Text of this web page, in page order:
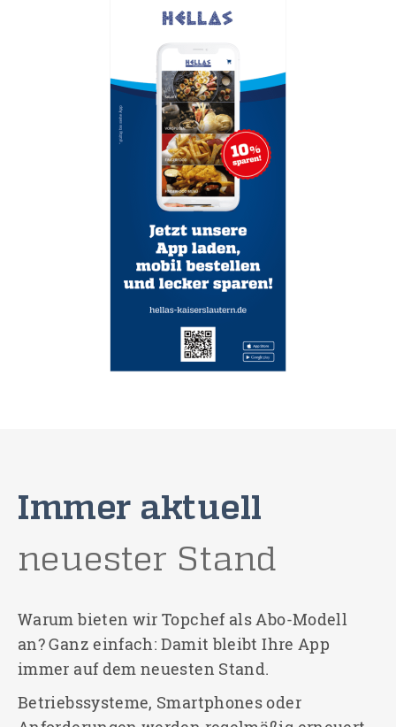
Immer aktuell
neuester Stand
Warum bieten wir Topchef als Abo-Modell
an? Ganz einfach: Damit bleibt Ihre App
immer auf dem neuesten Stand.
Betriebssysteme, Smartphones oder